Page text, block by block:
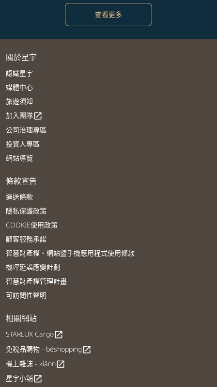
查看更多
關於星宇
認識星宇
媒體中心
旅遊須知
加入團隊open_in_new
公司治理專區
投資人專區
網站導覽
條款宣告
運送條款
隱私保護政策
COOKIE使用政策
顧客服務承諾
智慧財產權、網站暨手機應用程式使用條款
機坪延誤應變計劃
智慧財產權管理計畫
可訪問性聲明
相關網站
STARLUX Cargoopen_in_new
免稅品購物 - béshoppingopen_in_new
機上雜誌 - kiânnopen_in_new
星宇小舖open_in_new